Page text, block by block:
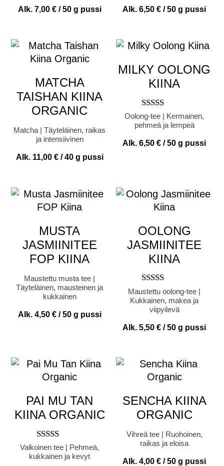
/ 5
Alk. 7,00 €/ 50 g pussi
/ 5
Alk.6,50€ / 50 g pussi
MATCHA
TAISHAN KIINA
ORGANIC
Matcha | Täyteläinen, raikas
ja intensiivinen
Alk. 11,00 €/ 40 g pussi
MILKY OOLONG
KIINA
Arvostelu
tuotteesta:
5.00
/ 5
Oolong-tee | Kermainen,
pehmeä ja lempeä
Alk.6,50€ / 50 g pussi
MUSTA
JASMIINITEE
FOP KIINA
Maustettu musta tee |
Täyteläinen, mausteinen ja
kukkainen
Alk. 4,50 €/ 50 g pussi
OOLONG
JASMIINITEE
KIINA
Arvostelu
tuotteesta:
5.00
/ 5
Maustettu oolong-tee |
Kukkainen, makea ja
viipyilevä
Alk.5,50€ / 50 g pussi
PAI MU TAN
KIINA ORGANIC
Arvostelu
tuotteesta:
Valkoinen tee | Pehmeä,
kukkainen ja kevyt
SENCHA KIINA
ORGANIC
Vihreä tee | Ruohoinen,
raikas ja eloisa
Alk.4,00€ / 50 g pussi